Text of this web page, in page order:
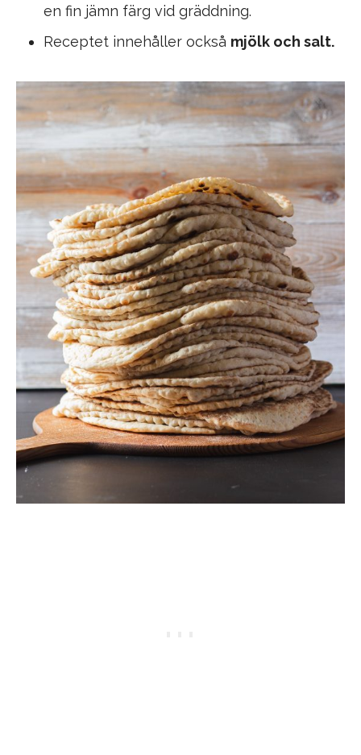
en fin jämn färg vid gräddning.
Receptet innehåller också mjölk och salt.